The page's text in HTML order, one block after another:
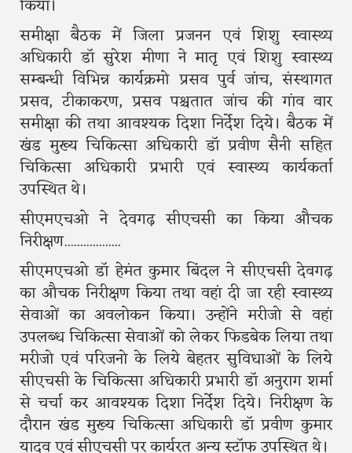
किया।
समीक्षा बैठक में जिला प्रजनन एवं शिशु स्वास्थ्य
अधिकारी डॉ सुरेश मीणा ने मातृ एवं शिशु स्वास्थ्य
सम्बन्धी विभिन्न कार्यक्रमो प्रसव पुर्व जांच, संस्थागत
प्रसव, टीकाकरण, प्रसव पश्चतात जांच की गांव वार
समीक्षा की तथा आवश्यक दिशा निर्देश दिये। बैठक में
खंड मुख्य चिकित्सा अधिकारी डॉ प्रवीण सैनी सहित
चिकित्सा अधिकारी प्रभारी एवं स्वास्थ्य कार्यकर्ता
उपस्थित थे।
सीएमएचओ ने देवगढ़ सीएचसी का किया औचक
निरीक्षण..................
सीएमएचओ डॉ हेमंत कुमार बिंदल ने सीएचसी देवगढ़
का औचक निरीक्षण किया तथा वहां दी जा रही स्वास्थ्य
सेवाओं का अवलोकन किया। उन्होंने मरीजो से वहां
उपलब्ध चिकित्सा सेवाओं को लेकर फिडबेक लिया तथा
मरीजो एवं परिजनो के लिये बेहतर सुविधाओं के लिये
सीएचसी के चिकित्सा अधिकारी प्रभारी डॉ अनुराग शर्मा
से चर्चा कर आवश्यक दिशा निर्देश दिये। निरीक्षण के
दौरान खंड मुख्य चिकित्सा अधिकारी डॉ प्रवीण कुमार
यादव एवं सीएचसी पर कार्यरत अन्य स्टॉफ उपस्थित थे।